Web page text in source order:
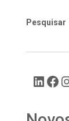
Pesquisar